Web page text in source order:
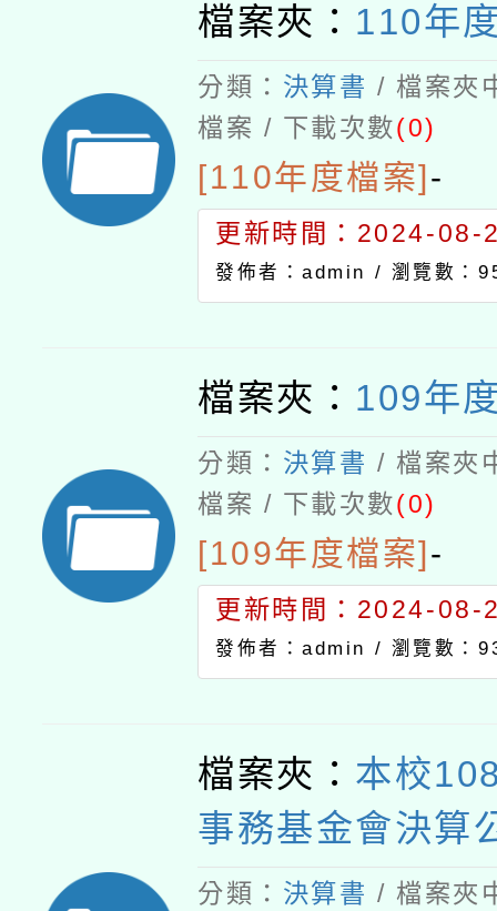
檔案夾： 110年
分類： 決算書 / 檔案夾
檔案 / 下載次數(0)
[110年度檔案]-
更新時間：2024-08-
發佈者：admin / 瀏覽數：
檔案夾： 109年
分類： 決算書 / 檔案夾
檔案 / 下載次數(0)
[109年度檔案]-
更新時間：2024-08-
發佈者：admin / 瀏覽數：
檔案夾： 本校
事務基金會決算
分類： 決算書 / 檔案夾